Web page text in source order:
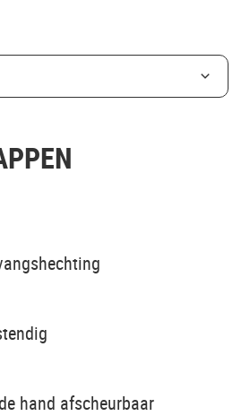
hand afscheurbaar